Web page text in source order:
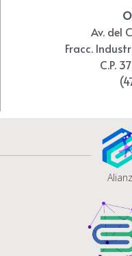
Av. del
Fracc.
C.P.